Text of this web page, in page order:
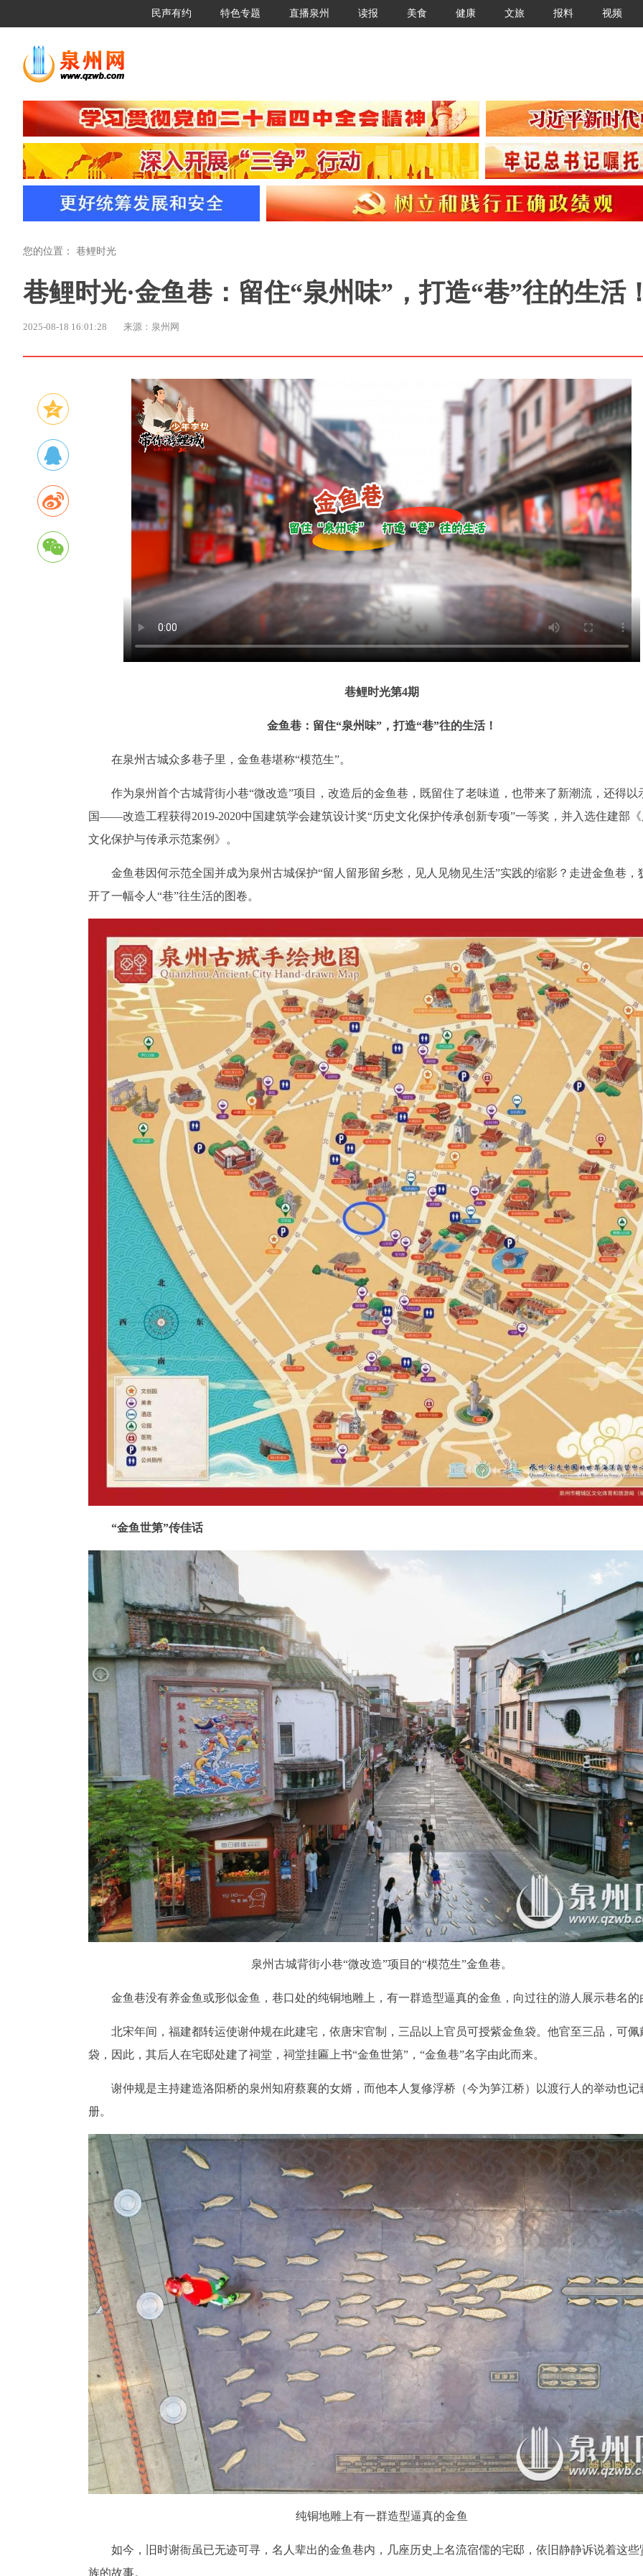
民声有约 特色专题 直播泉州 读报 美食 健康 文旅 报料 视频
您的位置： 巷鲤时光
巷鲤时光·金鱼巷：留住“泉州味”，打造“巷”往的生活
2025-08-18 16:01:28 来源：泉州网
巷鲤时光第4期
金鱼巷：留住“泉州味”，打造“巷”往的生活！
在泉州古城众多巷子里，金鱼巷堪称“模范生”。
作为泉州首个古城背街小巷“微改造”项目，改造后的金鱼巷，既留住了老味道，也带来了新潮流，还得以
国——改造工程获得2019-2020中国建筑学会建筑设计奖“历史文化保护传承创新专项”一等奖，并入选住建部
文化保护与传承示范案例》。
金鱼巷因何示范全国并成为泉州古城保护“留人留形留乡愁，见人见物见生活”实践的缩影？走进金鱼巷，
开了一幅令人“巷”往生活的图卷。
“金鱼世第”传佳话
泉州古城背街小巷“微改造”项目的“模范生”金鱼巷。
金鱼巷没有养金鱼或形似金鱼，巷口处的纯铜地雕上，有一群造型逼真的金鱼，向过往的游人展示巷名的
北宋年间，福建都转运使谢仲规在此建宅，依唐宋官制，三品以上官员可授紫金鱼袋。他官至三品，可佩
袋，因此，其后人在宅邸处建了祠堂，祠堂挂匾上书“金鱼世第”，“金鱼巷”名字由此而来。
谢仲规是主持建造洛阳桥的泉州知府蔡襄的女婿，而他本人复修浮桥（今为笋江桥）以渡行人的举动也记
册。
纯铜地雕上有一群造型逼真的金鱼
如今，旧时谢衙虽已无迹可寻，名人辈出的金鱼巷内，几座历史上名流宿儒的宅邸，依旧静静诉说着这些
族的故事。